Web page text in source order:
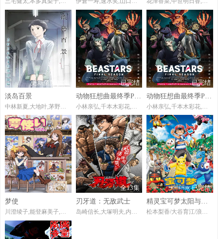
更新至第01集
淡岛百景
已完结
已完结
已完结
梦使
川澄绫子,能登麻美子,关智一
全13集
刃牙道：无敌武士
岛崎信长,大塚明夫,内田直哉,小山力也,江口拓也,菅生隆之,川原庆久,岛田敏,三宅健太,金尾哲夫,土门仁,绪方贤一,铃木达央,成田剑,村濑步,古谷彻
已完结
精灵宝可梦太阳与月亮
松本梨香/大谷育江/浪川大辅/真堂圭/石川界人